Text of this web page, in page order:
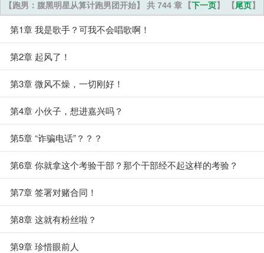
【下一页】 【尾页】
【跑男：腹黑明星从算计跑男团开始】 共 744 章
第1章 我是歌手？可我不会唱歌啊！
第2章 起风了！
第3章 微风不燥，一切刚好！
第4章 小伙子，想进嘉兴吗？
第5章 “诈骗电话”？？？
第6章 你就拿这个考验干部？那个干部经不起这样的考验？
第7章 签署对赌合同！
第8章 这就有粉丝啦？
第9章 珍惜眼前人